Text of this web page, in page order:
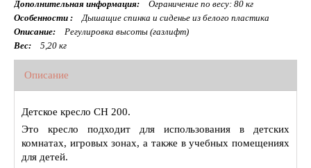
Дополнительная информация:
Ограничение по весу: 80 кг
Особенности :
Дышащие спинка и сиденье из белого пластика
Описание:
Регулировка высоты (газлифт)
Вес:
5,20 кг
Описание
Детское кресло CH 200.
Это кресло подходит для использования в детских
комнатах, игровых зонах, а также в учебных помещениях
для детей.